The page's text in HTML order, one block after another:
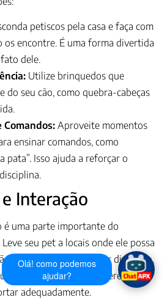
petiscos pela casa e faça com
os encontre. É uma forma divertida
dele.
Utilize brinquedos que
do seu cão, como quebra-cabeças
Comandos:Aproveite momentos
ensinar comandos, como
pata”. Isso ajuda a reforçar o
Interação
é uma parte importante do
seu pet a locais onde ele possa
e pessoas. Além de ser divertido,
cachorro a lidar com diferentes
adequadamente.
Olá! como podemos
ajudar?